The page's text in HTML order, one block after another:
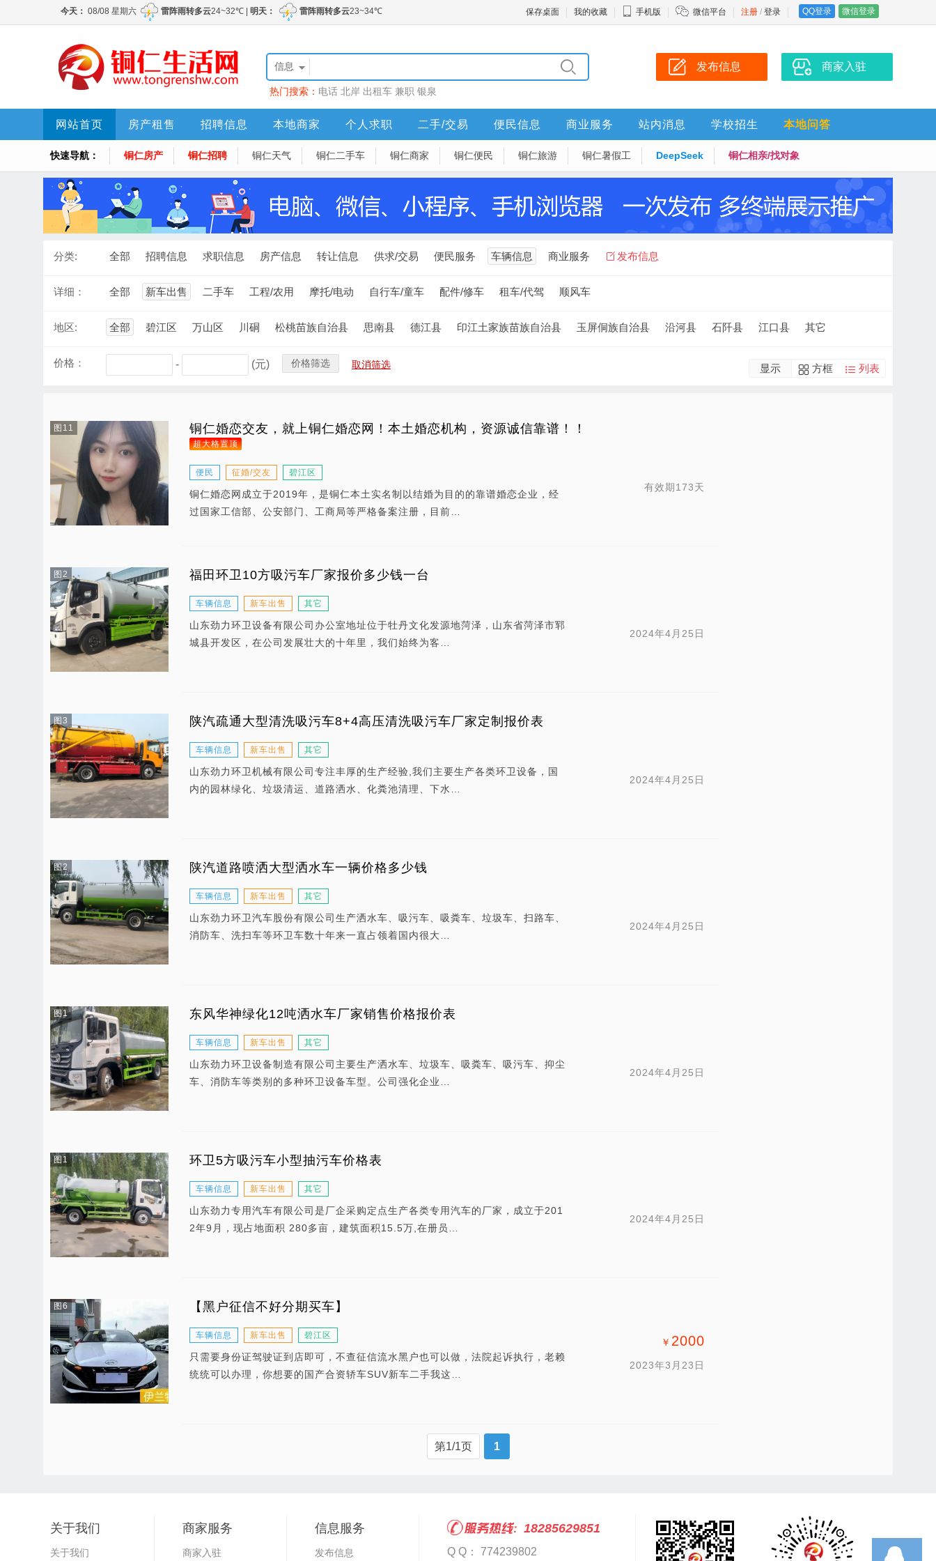
注册 / 登录 QQ登录 微信登录
保存桌面 我的收藏 手机版 微信平台
信息
热门搜索： 电话 北岸 出租车 兼职 银泉
发布信息 商家入驻
网站首页 房产租售 招聘信息 本地商家 个人求职 二手/交易 便民信息 商业服务 站内消息 学校招生 本地问答
快速导航： 铜仁房产 铜仁招聘 铜仁天气 铜仁二手车 铜仁商家 铜仁便民 铜仁旅游 铜仁暑假工 DeepSeek 铜仁相亲/找对象
分类: 全部 招聘信息 求职信息 房产信息 转让信息 供求/交易 便民服务 车辆信息 商业服务 发布信息
详细： 全部 新车出售 二手车 工程/农用 摩托/电动 自行车/童车 配件/修车 租车/代驾 顺风车
地区: 全部 碧江区 万山区 川硐 松桃苗族自治县 思南县 德江县 印江土家族苗族自治县 玉屏侗族自治县 沿河县 石阡县 江口县 其它
价格： - (元) 价格筛选 取消筛选 显示 方框 列表
图11
有效期173天
铜仁婚恋交友，就上铜仁婚恋网！本土婚恋机构，资源诚信靠谱！！
超大格置顶
便民 征婚/交友 碧江区
铜仁婚恋网成立于2019年，是铜仁本土实名制以结婚为目的的靠谱婚恋企业，经
过国家工信部、公安部门、工商局等严格备案注册，目前…
图2
2024年4月25日
福田环卫10方吸污车厂家报价多少钱一台
车辆信息 新车出售 其它
山东劲力环卫设备有限公司办公室地址位于牡丹文化发源地菏泽，山东省菏泽市郓
城县开发区，在公司发展壮大的十年里，我们始终为客…
图3
2024年4月25日
陕汽疏通大型清洗吸污车8+4高压清洗吸污车厂家定制报价表
车辆信息 新车出售 其它
山东劲力环卫机械有限公司专注丰厚的生产经验,我们主要生产各类环卫设备，国
内的园林绿化、垃圾清运、道路洒水、化粪池清理、下水…
图2
2024年4月25日
陕汽道路喷洒大型洒水车一辆价格多少钱
车辆信息 新车出售 其它
山东劲力环卫汽车股份有限公司生产洒水车、吸污车、吸粪车、垃圾车、扫路车、
消防车、洗扫车等环卫车数十年来一直占领着国内很大…
图1
2024年4月25日
东风华神绿化12吨洒水车厂家销售价格报价表
车辆信息 新车出售 其它
山东劲力环卫设备制造有限公司主要生产洒水车、垃圾车、吸粪车、吸污车、抑尘
车、消防车等类别的多种环卫设备车型。公司强化企业…
图1
2024年4月25日
环卫5方吸污车小型抽污车价格表
车辆信息 新车出售 其它
山东劲力专用汽车有限公司是厂企采购定点生产各类专用汽车的厂家，成立于201
2年9月，现占地面积 280多亩，建筑面积15.5万,在册员…
图6
￥ 2000
2023年3月23日
【黑户征信不好分期买车】
车辆信息 新车出售 碧江区
只需要身份证驾驶证到店即可，不查征信流水黑户也可以做，法院起诉执行，老赖
统统可以办理，你想要的国产合资轿车SUV新车二手我这…
第1/1页 1
关于我们
关于我们
商家服务
商家入驻
信息服务
发布信息
18285629851
Q Q： 774239802